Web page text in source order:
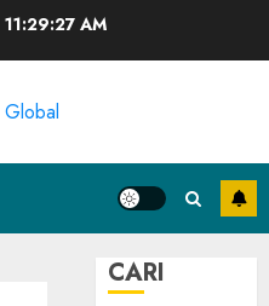
11:29:27 AM
CARI